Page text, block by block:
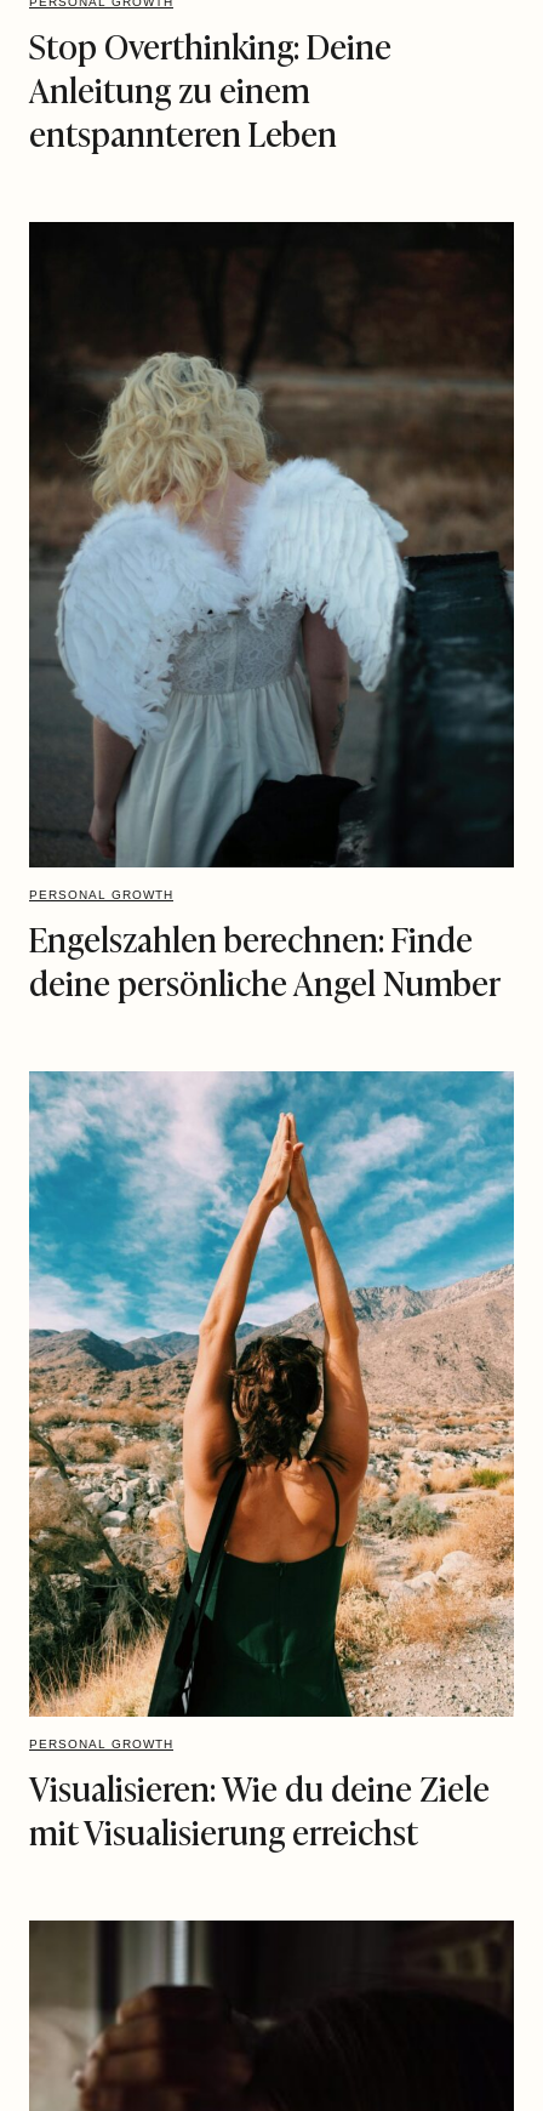
Stop Overthinking: Deine
Anleitung zu einem
entspannteren Leben
PERSONAL GROWTH
Engelszahlen berechnen: Finde
deine persönliche Angel Number
PERSONAL GROWTH
Visualisieren: Wie du deine Ziele
mit Visualisierung erreichst